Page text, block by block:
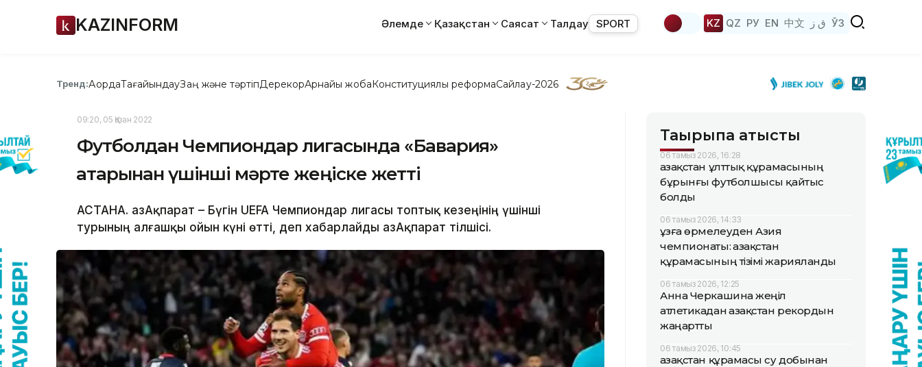
KAZINFORM Әлемде Қазақстан Саясат Талдау SPORT KZ QZ РУ EN 中文 ق ز ЎЗ
Тренд:АқордаТағайындауЗаң және тәртіпДерекқорАрнайы жобаКонституциялық реформаСайлау-2026
09:20, 05 Қазан 2022
Футболдан Чемпиондар лигасында «Бавария»
қатарынан үшінші мәрте жеңіске жетті
АСТАНА. ҚазАқпарат – Бүгін UEFA Чемпиондар лигасы топтық кезеңінің үшінші
турының алғашқы ойын күні өтті, деп хабарлайды ҚазАқпарат тілшісі.
Тақырыпқа қатысты
06 тамыз 2026, 16:28
Қазақстан ұлттық құрамасының
бұрынғы футболшысы қайтыс
болды
06 тамыз 2026, 14:33
Құзға өрмелеуден Азия
чемпионаты: Қазақстан
құрамасының тізімі жарияланды
06 тамыз 2026, 12:25
Анна Черкашина жеңіл
атлетикадан Қазақстан рекордын
жаңартты
06 тамыз 2026, 10:45
Қазақстан құрамасы су добынан